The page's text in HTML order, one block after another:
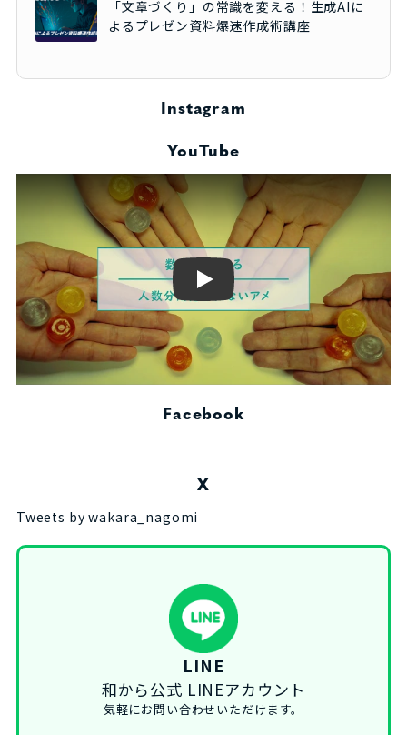
「文章づくり」の常識を変える！生成AIに
よるプレゼン資料爆速作成術講座
Instagram
YouTube
Play
Facebook
X
Tweets by wakara_nagomi
LINE
和から公式 LINEアカウント
気軽にお問い合わせいただけます。